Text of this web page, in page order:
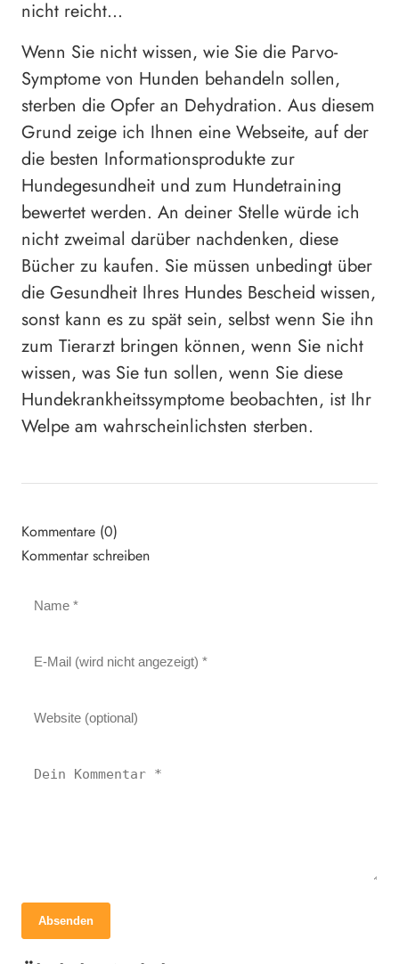
nicht reicht…
Wenn Sie nicht wissen, wie Sie die Parvo-
Symptome von Hunden behandeln sollen,
sterben die Opfer an Dehydration. Aus diesem
Grund zeige ich Ihnen eine Webseite, auf der
die besten Informationsprodukte zur
Hundegesundheit und zum Hundetraining
bewertet werden. An deiner Stelle würde ich
nicht zweimal darüber nachdenken, diese
Bücher zu kaufen. Sie müssen unbedingt über
die Gesundheit Ihres Hundes Bescheid wissen,
sonst kann es zu spät sein, selbst wenn Sie ihn
zum Tierarzt bringen können, wenn Sie nicht
wissen, was Sie tun sollen, wenn Sie diese
Hundekrankheitssymptome beobachten, ist Ihr
Welpe am wahrscheinlichsten sterben.
Kommentare (0)
Kommentar schreiben
Absenden